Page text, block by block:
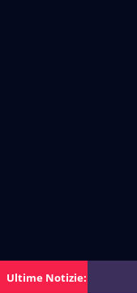
Ultime Notizie: